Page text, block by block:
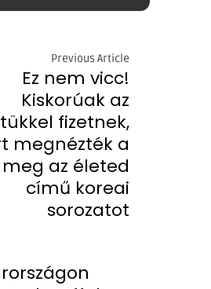
Previous Article
Ez nem vicc!
Kiskorúak az
fizetnek,
megnézték a
az életed
című koreai
sorozatot